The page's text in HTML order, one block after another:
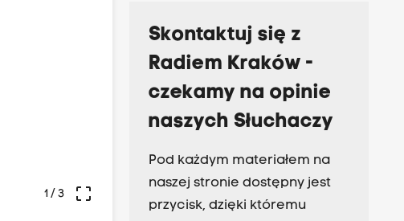
crop_free
1/ 3
Skontaktuj się z
Radiem Kraków -
czekamy na opinie
naszych Słuchaczy
Pod każdym materiałem na
naszej stronie dostępny jest
przycisk, dzięki któremu